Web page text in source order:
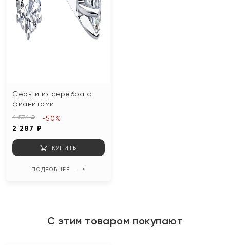
Серьги из серебра с
фианитами
4 574 ₽
2 287 ₽
-50%
КУПИТЬ
ПОДРОБНЕЕ
С этим товаром покупают